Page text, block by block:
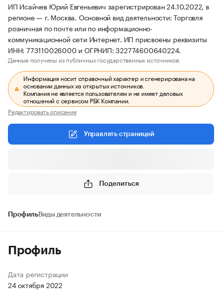
ИП Исайчев Юрий Евгеньевич зарегистрирован 24.10.2022, в
регионе — г. Москва. Основной вид деятельности: Торговля
розничная по почте или по информационно-
коммуникационной сети Интернет. ИП присвоены реквизиты
ИНН: 773110026000 и ОГРНИП: 322774600640224.
Данные получены из публичных государственных источников.
Информация носит справочный характер и сгенерирована на
основании данных из открытых источников.
Компания не является пользователем и не имеет деловых
отношений с сервисом РБК Компании.
Редактировать описание
Управлять страницей
Поделиться
ПрофильВиды деятельности
Профиль
Дата регистрации
24 октября 2022